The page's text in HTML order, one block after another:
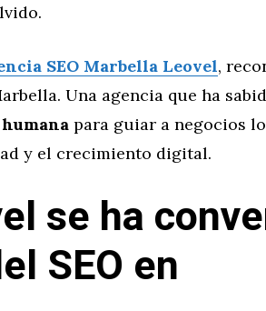
SEO Marbella Leovel,
Una agencia que ha
para guiar a negocios
y el crecimiento digital.
se ha
SEO en